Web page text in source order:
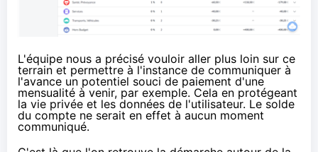
L'équipe nous a précisé vouloir aller plus loin sur ce
terrain et permettre à l'instance de communiquer à
l'avance un potentiel souci de paiement d'une
mensualité à venir, par exemple. Cela en protégeant
la vie privée et les données de l'utilisateur. Le solde
du compte ne serait en effet à aucun moment
communiqué.